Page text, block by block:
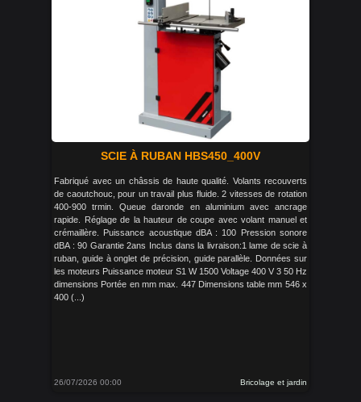
SCIE À RUBAN HBS450_400V
Fabriqué avec un châssis de haute qualité. Volants recouverts
de caoutchouc, pour un travail plus fluide. 2 vitesses de rotation
400-900 trmin. Queue daronde en aluminium avec ancrage
rapide. Réglage de la hauteur de coupe avec volant manuel et
crémaillère. Puissance acoustique dBA : 100 Pression sonore
dBA : 90 Garantie 2ans Inclus dans la livraison:1 lame de scie à
ruban, guide à onglet de précision, guide parallèle. Données sur
les moteurs Puissance moteur S1 W 1500 Voltage 400 V 3 50 Hz
dimensions Portée en mm max. 447 Dimensions table mm 546 x
400 (...)
26/07/2026 00:00 Bricolage et jardin